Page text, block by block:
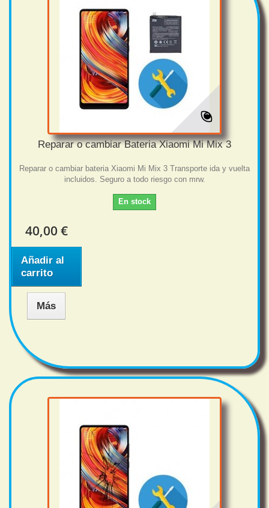
Reparar o cambiar Bateria Xiaomi Mi Mix 3
Reparar o cambiar bateria Xiaomi Mi Mix 3 Transporte ida y vuelta
incluidos. Seguro a todo riesgo con mrw.
En stock
40,00 €
Añadir al
carrito
Más